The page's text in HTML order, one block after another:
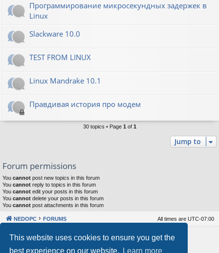
This website uses cookies to ensure you get the
best experience on our website.
Learn more
Программирование микросекундных задержек в
Linux
Slackware 10.0
TEST FROM LINUX
Linux Mandrake 10.1
Правдивая история про модем
30 topics • Page 1 of 1
Jump to
Forum permissions
You cannot post new topics in this forum
You cannot reply to topics in this forum
You cannot edit your posts in this forum
You cannot delete your posts in this forum
You cannot post attachments in this forum
NEDOPC FORUMS All times are UTC-07:00
Powered by phpBB® Forum Software © phpBB Limited
Our VPS Hosting By RimuHosting